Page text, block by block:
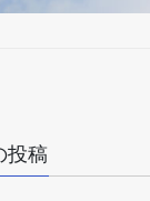
投稿